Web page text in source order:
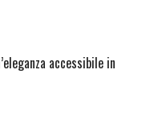
accessibile in